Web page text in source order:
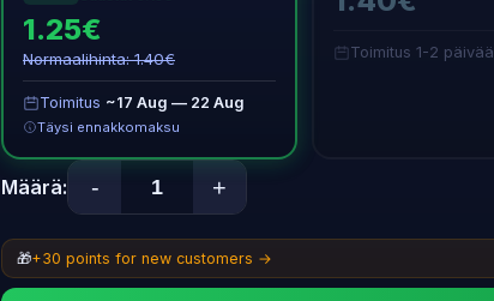
1.25€
Normaalihinta: 1.40€
Toimitus ~17 Aug — 22 Aug
Täysi ennakkomaksu
Toimitus 1-2 päivää
Määrä: - +
🎁+30 points for new customers →